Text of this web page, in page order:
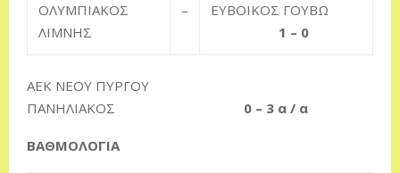
ΟΛΥΜΠΙΑΚΟΣ
ΛΙΜΝΗΣ
–
ΕΥΒΟΙΚΟΣ ΓΟΥΒΩ
1 – 0
ΑΕΚ ΝΕΟΥ ΠΥΡΓΟΥ
ΠΑΝΗΛΙΑΚΟΣ
0 – 3 α / α
ΒΑΘΜΟΛΟΓΙΑ